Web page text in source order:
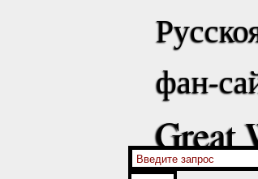
фан-
Great